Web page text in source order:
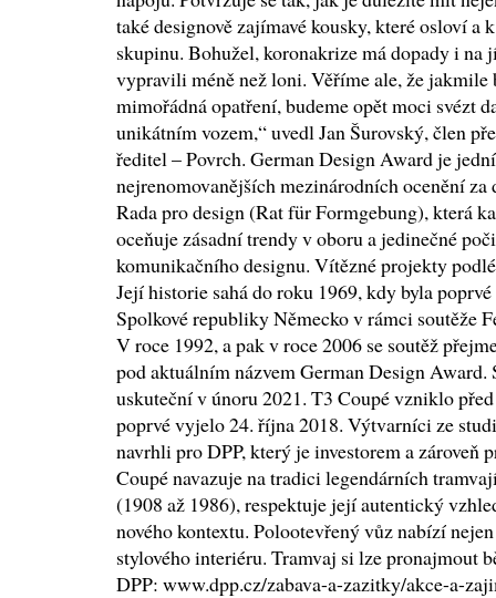
také designově zajímavé kousky, které osloví
skupinu. Bohužel, koronakrize má dopady i na
vypravili méně než loni. Věříme ale, že jakmile
mimořádná opatření, budeme opět moci svézt
unikátním vozem,“ uvedl Jan Šurovský, člen
ředitel – Povrch. German Design Award je
nejrenomovanějších mezinárodních ocenění
Rada pro design (Rat für Formgebung), která
oceňuje zásadní trendy v oboru a jedinečné
komunikačního designu. Vítězné projekty
Její historie sahá do roku 1969, kdy byla
Spolkové republiky Německo v rámci soutěže
V roce 1992, a pak v roce 2006 se soutěž
pod aktuálním názvem German Design Award.
uskuteční v únoru 2021. T3 Coupé vzniklo
poprvé vyjelo 24. října 2018. Výtvarníci ze
navrhli pro DPP, který je investorem a zároveň
Coupé navazuje na tradici legendárních
(1908 až 1986), respektuje její autentický
nového kontextu. Polootevřený vůz nabízí
stylového interiéru. Tramvaj si lze pronajmout
DPP: www.dpp.cz/zabava-a-zazitky/akce-a-